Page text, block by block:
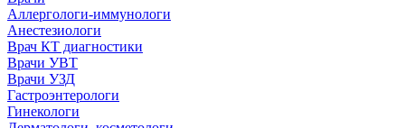
Аллергологи-иммунологи
Анестезиологи
Врач КТ диагностики
Врачи УВТ
Врачи УЗД
Гастроэнтерологи
Гинекологи